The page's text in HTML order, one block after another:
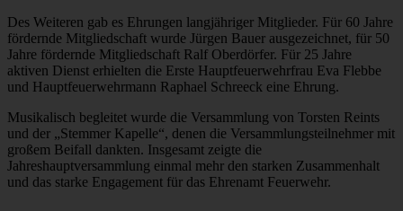
Des Weiteren gab es Ehrungen langjähriger Mitglieder. Für 60 Jahre
fördernde Mitgliedschaft wurde Jürgen Bauer ausgezeichnet, für 50
Jahre fördernde Mitgliedschaft Ralf Oberdörfer. Für 25 Jahre
aktiven Dienst erhielten die Erste Hauptfeuerwehrfrau Eva Flebbe
und Hauptfeuerwehrmann Raphael Schreeck eine Ehrung.
Musikalisch begleitet wurde die Versammlung von Torsten Reints
und der „Stemmer Kapelle“, denen die Versammlungsteilnehmer mit
großem Beifall dankten. Insgesamt zeigte die
Jahreshauptversammlung einmal mehr den starken Zusammenhalt
und das starke Engagement für das Ehrenamt Feuerwehr.